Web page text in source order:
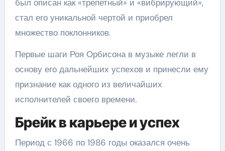
был описан как «трепетный» и «вибрирующий»,
стал его уникальной чертой и приобрел
множество поклонников.
Первые шаги Роя Орбисона в музыке легли в
основу его дальнейших успехов и принесли ему
признание как одного из величайших
исполнителей своего времени.
Брейк в карьере и успех
Период с 1966 по 1986 годы оказался очень